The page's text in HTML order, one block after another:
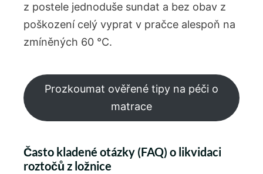
z postele jednoduše sundat a bez obav z
poškození celý vyprat v pračce alespoň na
zmíněných 60 °C.
Prozkoumat ověřené tipy na péči o
matrace
Často kladené otázky (FAQ) o likvidaci
roztočů z ložnice